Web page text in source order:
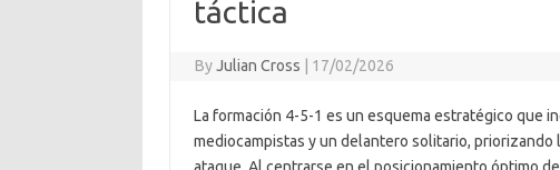
táctica
ByJulian Cross 17/02/2026
La formación 4-5-1 es un esquema estratégico que
mediocampistas y un delantero solitario,